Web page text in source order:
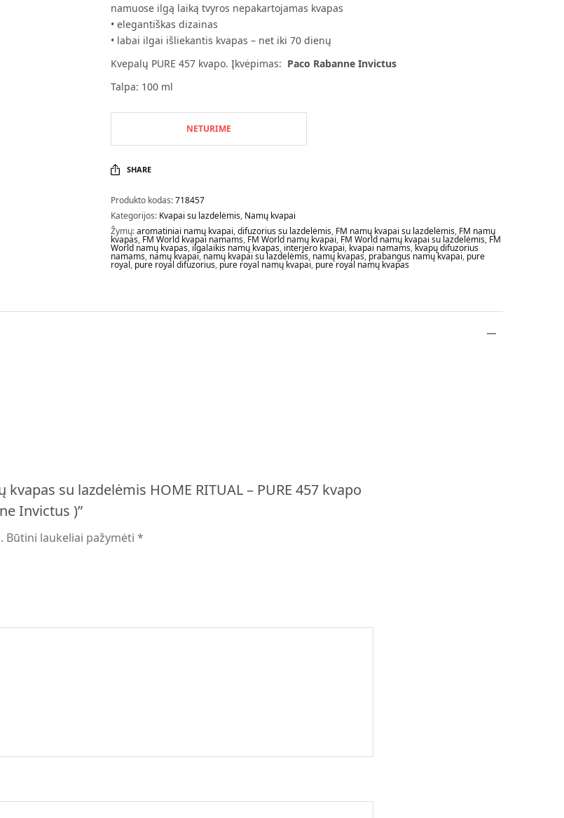
namuose ilgą laiką tvyros nepakartojamas kvapas
• elegantiškas dizainas
• labai ilgai išliekantis kvapas – net iki 70 dienų
Kvepalų PURE 457 kvapo. Įkvėpimas: Paco Rabanne Invictus
Talpa: 100 ml
NETURIME
SHARE
Produkto kodas:718457
Kategorijos: Kvapai su lazdelėmis, Namų kvapai
Žymų:aromatiniai namų kvapai,difuzorius su lazdelėmis, FM namų kvapai su lazdelėmis, FM namų
kvapas, FM World kvapai namams, FM World namų kvapai, FM World namų kvapai su lazdelėmis, FM
World namų kvapas, ilgalaikis namų kvapas, interjero kvapai, kvapai namams, kvapų difuzorius
namams, namų kvapai, namų kvapai su lazdelėmis, namų kvapas, prabangus namų kvapai, pure
royal, pure royal difuzorius, pure royal namų kvapai, pure royal namų kvapas
su lazdelėmis HOME RITUAL – PURE 457 kvapo
Invictus )”
Būtini laukeliai pažymėti*